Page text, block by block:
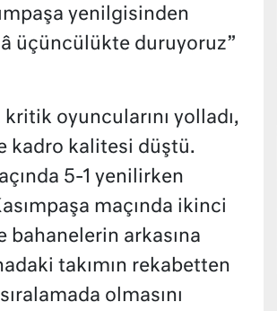
yenilgisinden
üçüncülükte duruyoruz”
oyuncularını yolladı,
kadro kalitesi düştü.
5-1 yenilirken
maçında ikinci
bahanelerin arkasına
takımın rekabetten
olmasını